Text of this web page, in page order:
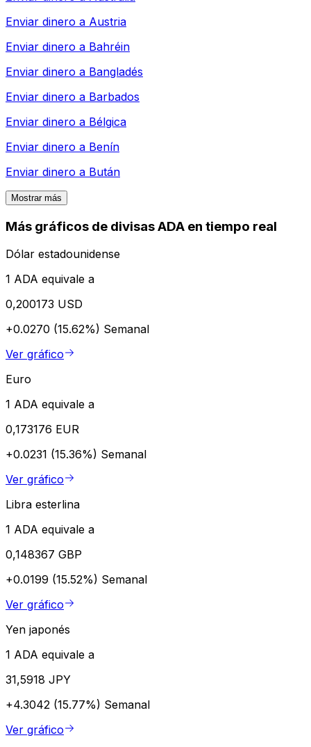
Enviar dinero a Austria
Enviar dinero a Bahréin
Enviar dinero a Bangladés
Enviar dinero a Barbados
Enviar dinero a Bélgica
Enviar dinero a Benín
Enviar dinero a Bután
Mostrar más
Más gráficos de divisas ADA en tiempo real
Dólar estadounidense
1 ADA equivale a
0,200173 USD
+0.0270 (15.62%) Semanal
Ver gráfico
Euro
1 ADA equivale a
0,173176 EUR
+0.0231 (15.36%) Semanal
Ver gráfico
Libra esterlina
1 ADA equivale a
0,148367 GBP
+0.0199 (15.52%) Semanal
Ver gráfico
Yen japonés
1 ADA equivale a
31,5918 JPY
+4.3042 (15.77%) Semanal
Ver gráfico